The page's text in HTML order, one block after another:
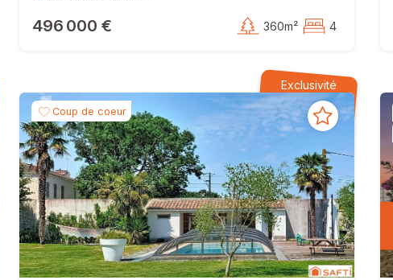
496 000 € 360m² 4
Exclusivité
Coup de coeur